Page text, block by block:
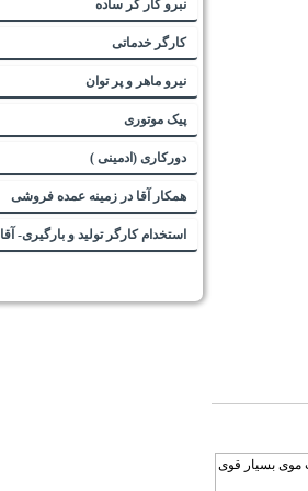
نبرو کار گر ساده
کارگر خدماتی
نیرو ماهر و پر توان
پیک موتوری
دورکاری (ادمینی )
همکار آقا در زمینه عمده فروشی
استخدام کارگر تولید و بارگیری- آقا